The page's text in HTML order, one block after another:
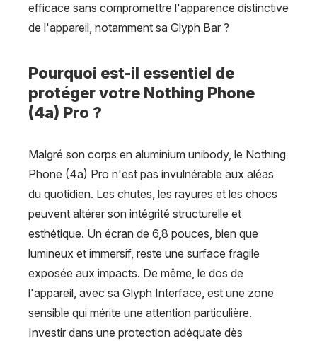
efficace sans compromettre l'apparence distinctive
de l'appareil, notamment sa Glyph Bar ?
Pourquoi est-il essentiel de
protéger votre Nothing Phone
(4a) Pro ?
Malgré son corps en aluminium unibody, le Nothing
Phone (4a) Pro n'est pas invulnérable aux aléas
du quotidien. Les chutes, les rayures et les chocs
peuvent altérer son intégrité structurelle et
esthétique. Un écran de 6,8 pouces, bien que
lumineux et immersif, reste une surface fragile
exposée aux impacts. De même, le dos de
l'appareil, avec sa Glyph Interface, est une zone
sensible qui mérite une attention particulière.
Investir dans une protection adéquate dès